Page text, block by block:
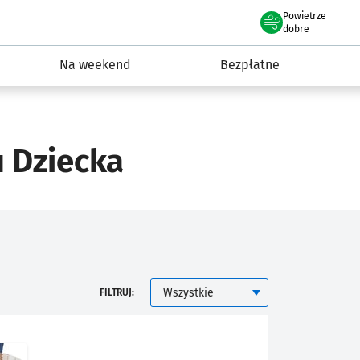
Powietrze
we Wrocławiu
dobre
Na weekend Bezpłatne
Dziecka
FILTRUJ: KATEGORIA